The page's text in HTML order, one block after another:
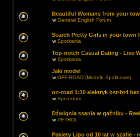
Beautiful Womans from your
wGeneral English Forum
Search Pretty Girls in your town
wSpotkania
Top-notch Сasual Dating - Live
wSpotkania
Jaki model
wOFF-ROAD (Modele Spalinowe)
on-road 1:10 elektryk bsr-bt4
wSprzedam
Dźwignia ssania w gaźniku -
wPETROL
Pakiety Lipo od 10 lat w szafie -